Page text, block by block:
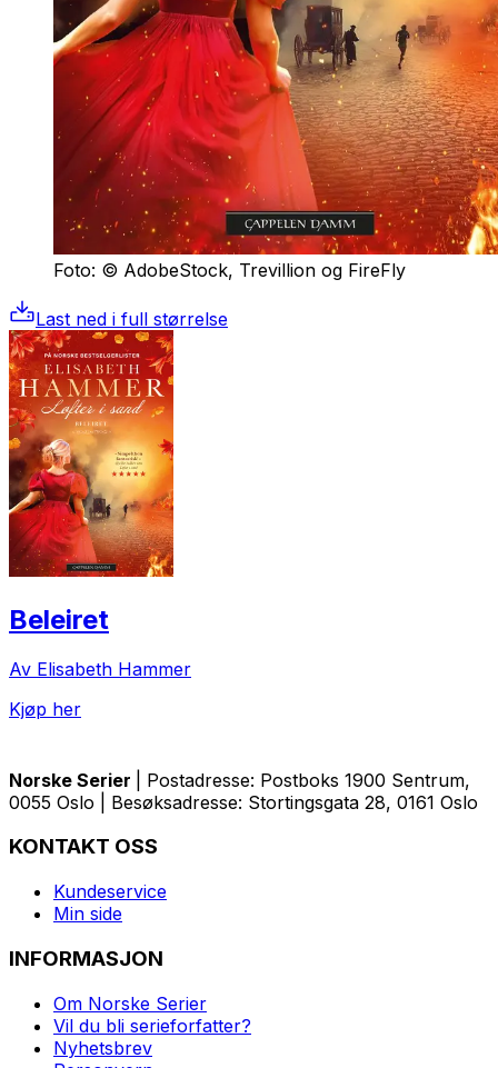
Foto: © AdobeStock, Trevillion og FireFly
Last ned i full størrelse
Beleiret
Av Elisabeth Hammer
Kjøp her
Norske Serier
| Postadresse: Postboks 1900 Sentrum,
0055 Oslo | Besøksadresse: Stortingsgata 28, 0161 Oslo
KONTAKT OSS
Kundeservice
Min side
INFORMASJON
Om Norske Serier
Vil du bli serieforfatter?
Nyhetsbrev